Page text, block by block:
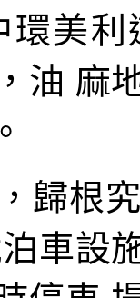
環美
油 麻
歸根
車設